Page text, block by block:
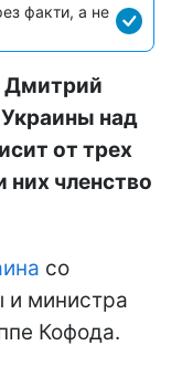
факти, а не
Дмитрий
Украины над
от трех
членство
со
и министра
Кофода.